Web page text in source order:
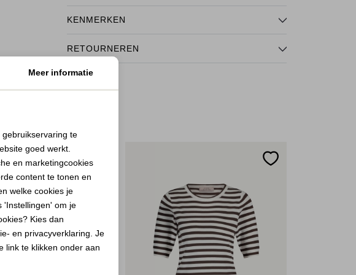
KENMERKEN
RETOURNEREN
cookies
Meer informatie
te
goed werkt.
en marketingcookies
content te tonen en
welke cookies je
'Instellingen' om je
Kies dan
en privacyverklaring. Je
link te klikken onder aan